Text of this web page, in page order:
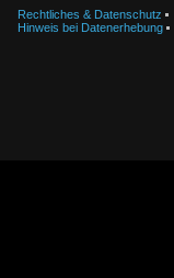
Rechtliches & Datenschutz
Hinweis bei Datenerhebung